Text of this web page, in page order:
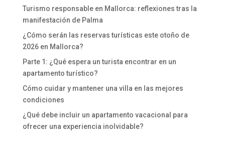
Turismo responsable en Mallorca: reflexiones tras la
manifestación de Palma
¿Cómo serán las reservas turísticas este otoño de
2026 en Mallorca?
Parte 1: ¿Qué espera un turista encontrar en un
apartamento turístico?
Cómo cuidar y mantener una villa en las mejores
condiciones
¿Qué debe incluir un apartamento vacacional para
ofrecer una experiencia inolvidable?